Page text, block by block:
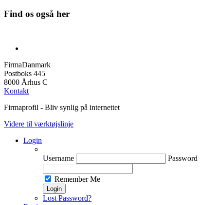
Find os også her
FirmaDanmark
Postboks 445
8000 Århus C
Kontakt
Firmaprofil - Bliv synlig på internettet
Videre til værktøjslinje
Login
Username Password
Remember Me
Lost Password?